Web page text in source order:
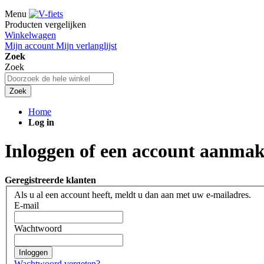
Menu
Producten vergelijken
Winkelwagen
Mijn account Mijn verlanglijst
Zoek
Zoek
Zoek
Home
Log in
Inloggen of een account
Geregistreerde klanten
Als u al een account heeft, meldt u dan aan met uw e-mailadres.
E-mail
Wachtwoord
Inloggen